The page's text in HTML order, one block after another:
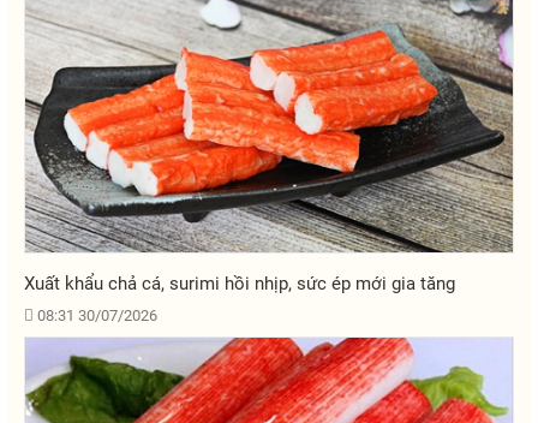
Xuất khẩu chả cá, surimi hồi nhịp, sức ép mới gia tăng
08:31 30/07/2026